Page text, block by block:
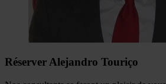
Réserver Alejandro Touriço